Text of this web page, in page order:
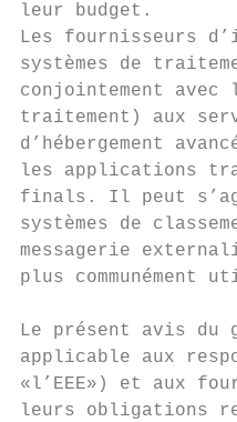
leur budget.
Les fournisseurs
systèmes de
conjointement
traitement) aux
d’hébergement
les applications
finals. Il peut
systèmes de
messagerie
plus
Le présent avis
applicable aux
«l’EEE») et aux
leurs obligations